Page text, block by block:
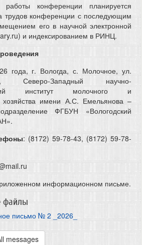
работы конференции планируется
трудов конференции с последующим
его в научной электронной
и индексированием в РИНЦ.
года, г. Вологда, с. Молочное, ул.
Западный научно-
институт молочного и
хозяйства имени А.С. Емельянова –
ФГБУН «Вологодский
: (8172) 59-78-43, (8172) 59-78-
информационном письме.
файлы
письмо № 2 _2026_
messages